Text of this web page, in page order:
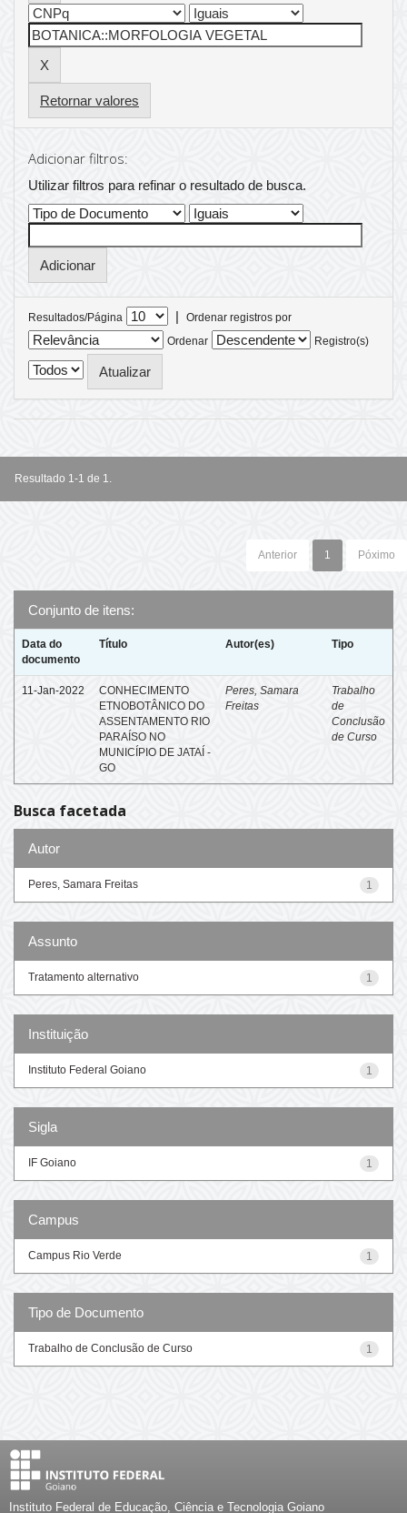
Retornar valores
Adicionar filtros:
Utilizar filtros para refinar o resultado de busca.
Resultados/Página |
Ordenar registros por
Ordenar
Registro(s)
Resultado 1-1 de 1.
Anterior 1 Póximo
Conjunto de itens:
Data do
documento
Título Autor(es) Tipo
11-Jan-2022
CONHECIMENTO
ETNOBOTÂNICO DO
ASSENTAMENTO RIO
PARAÍSO NO
MUNICÍPIO DE JATAÍ -
GO
Peres, Samara
Freitas
Trabalho
de
Conclusão
de Curso
Busca facetada
Autor
1
Peres, Samara Freitas
Assunto
1
Tratamento alternativo
Instituição
1
Instituto Federal Goiano
Sigla
1
IF Goiano
Campus
1
Campus Rio Verde
Tipo de Documento
1
Trabalho de Conclusão de Curso
Instituto Federal de Educação, Ciência e Tecnologia Goiano